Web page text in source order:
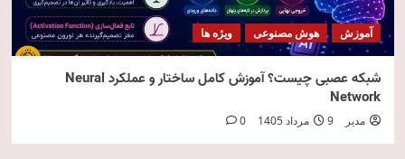
آموزش هوش مصنوعی ویژه ها
شبکه عصبی چیست؟ آموزش کامل ساختار و عملکرد Neural
Network
مدیر 9 مرداد 1405 0